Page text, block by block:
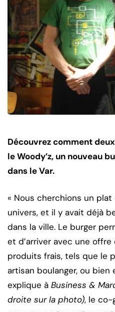
Découvrez comment
le Woody’z, un nouveau
dans le Var.
« Nous cherchions un
univers, et il y avait déjà
dans la ville. Le burger
et d’arriver avec une offre
produits frais, tels que le
artisan boulanger, ou bien
explique à Business &
droite sur la photo), le co-